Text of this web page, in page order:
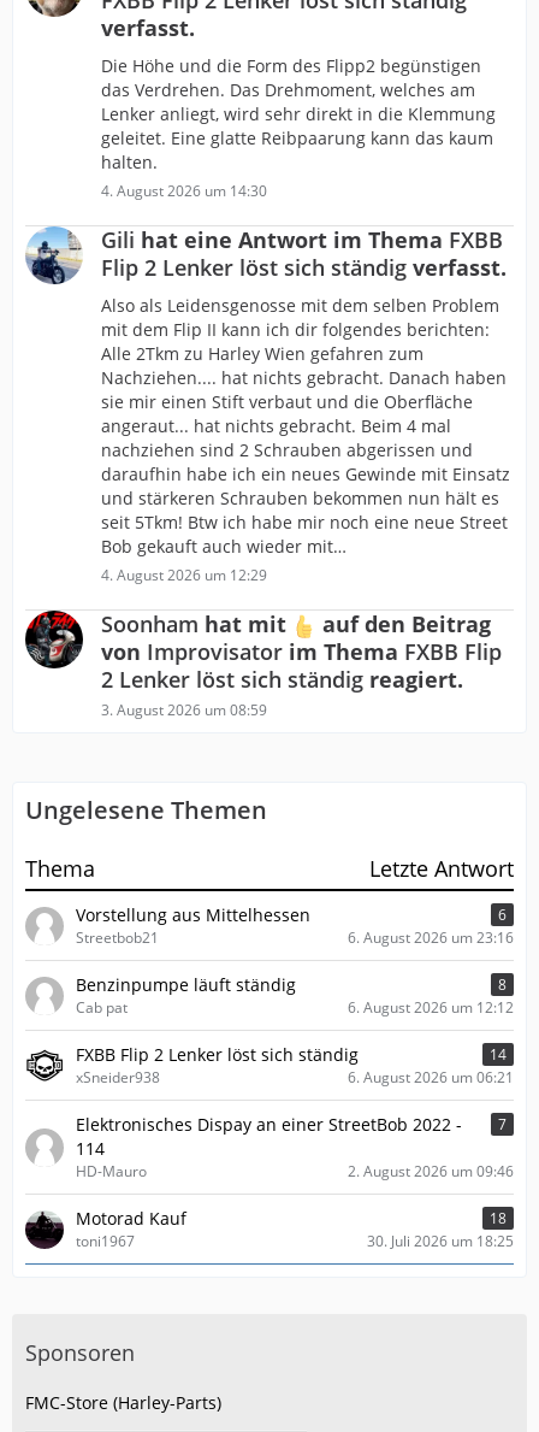
verfasst.
Die Höhe und die Form des Flipp2 begünstigen
das Verdrehen. Das Drehmoment, welches am
Lenker anliegt, wird sehr direkt in die Klemmung
geleitet. Eine glatte Reibpaarung kann das kaum
halten.
4. August 2026 um 14:30
Gili hat eine Antwort im Thema FXBB
Flip 2 Lenker löst sich ständig verfasst.
Also als Leidensgenosse mit dem selben Problem
mit dem Flip II kann ich dir folgendes berichten:
Alle 2Tkm zu Harley Wien gefahren zum
Nachziehen.... hat nichts gebracht. Danach haben
sie mir einen Stift verbaut und die Oberfläche
angeraut... hat nichts gebracht. Beim 4 mal
nachziehen sind 2 Schrauben abgerissen und
daraufhin habe ich ein neues Gewinde mit Einsatz
und stärkeren Schrauben bekommen nun hält es
seit 5Tkm! Btw ich habe mir noch eine neue Street
Bob gekauft auch wieder mit…
4. August 2026 um 12:29
Soonham hat mit
auf den Beitrag
von Improvisator im Thema FXBB Flip
2 Lenker löst sich ständig reagiert.
3. August 2026 um 08:59
Ungelesene Themen
Thema Letzte Antwort
Vorstellung aus Mittelhessen
6
Streetbob21
6. August 2026 um 23:16
Benzinpumpe läuft ständig
8
Cab pat
6. August 2026 um 12:12
FXBB Flip 2 Lenker löst sich ständig
14
xSneider938
6. August 2026 um 06:21
Elektronisches Dispay an einer StreetBob 2022 -
114
7
HD-Mauro 2. August 2026 um 09:46
Motorad Kauf
18
toni1967
30. Juli 2026 um 18:25
Sponsoren
FMC-Store (Harley-Parts)